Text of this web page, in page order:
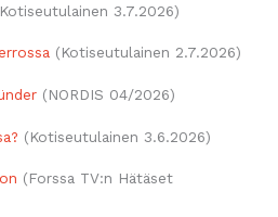
3.7.2026)
(Kotiseutulainen 2.7.2026)
(NORDIS 04/2026)
(Kotiseutulainen 3.6.2026)
(Forssa TV:n Hätäset